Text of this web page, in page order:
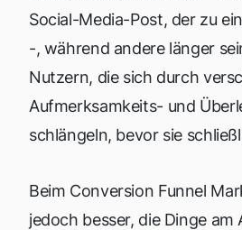
Social-Media-Post, der zu
-, während andere länger
Nutzern, die sich durch
Aufmerksamkeits- und
schlängeln, bevor sie
Beim Conversion Funnel
jedoch besser, die Dinge